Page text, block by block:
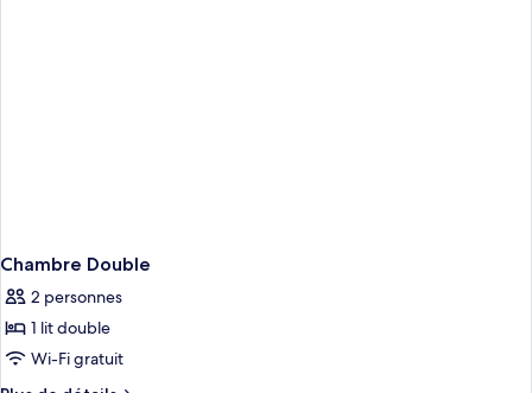
Chambre Double
2 personnes
1 lit double
Wi-Fi gratuit